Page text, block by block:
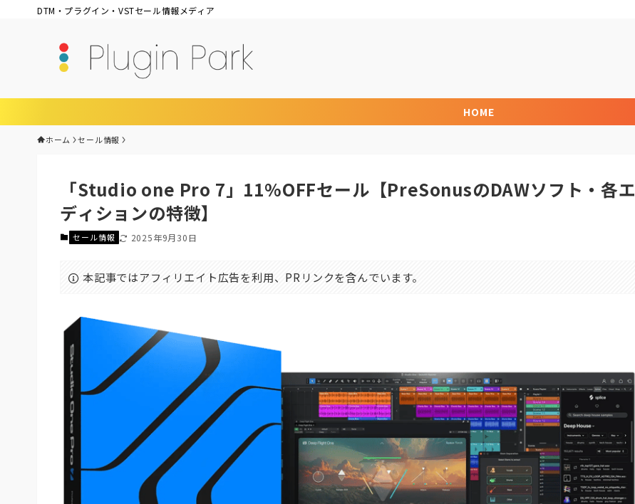
DTM・プラグイン・VSTセール情報メディア
HOME
ホーム セール情報
「Studio one Pro 7」11%OFFセール【PreSonusのDAWソフト・各エ
ディションの特徴】
セール情報 2025年9月30日
本記事ではアフィリエイト広告を利用、PRリンクを含んでいます。